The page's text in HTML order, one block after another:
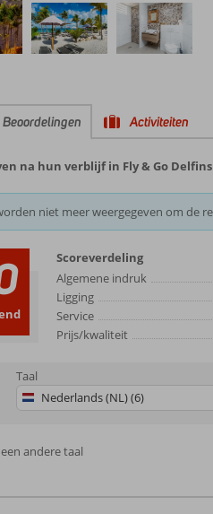
Beoordelingen Activiteiten
na hun verblijf in Fly & Go
niet meer weergegeven om de
Scoreverdeling
Algemene indruk
Ligging
Service
Prijs/kwaliteit
Taal
Nederlands (NL) (6)
andere taal